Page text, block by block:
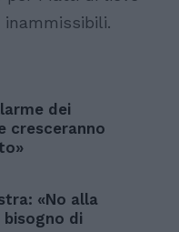
dei
cresceranno
«No alla
bisogno di